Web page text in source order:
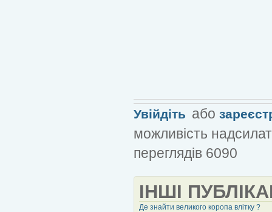
Увійдіть або
можливість
переглядів 6090
ІНШІ
Де знайти великого коропа влітку ?